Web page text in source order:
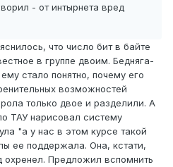
- от интырнета вред
что число бит в байте
в группе двоим. Бедняга-
стало понятно, почему его
возможностей
только двое и разделили. А
ТАУ нарисовал систему
"а у нас в этом курсе такой
ее поддержала. Она, кстати,
охренел. Предложил вспомнить